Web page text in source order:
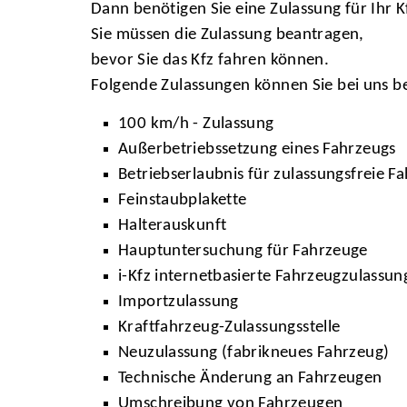
Dann benötigen Sie eine Zulassung für Ihr
Sie müssen die Zulassung beantragen,
bevor Sie das Kfz fahren können.
Folgende Zulassungen können Sie bei uns
100 km/h - Zulassung
Außerbetriebssetzung eines Fahrzeugs
Betriebserlaubnis für zulassungsfreie
Feinstaubplakette
Halterauskunft
Hauptuntersuchung für Fahrzeuge
i-Kfz internetbasierte
Importzulassung
Kraftfahrzeug-Zulassungsstelle
Neuzulassung (fabrikneues Fahrzeug)
Technische Änderung an Fahrzeugen